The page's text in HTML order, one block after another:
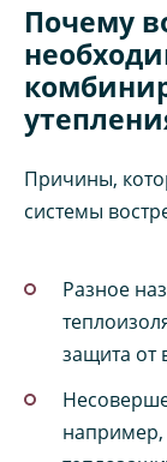
Почему
Причины,
системы
Разное
защита от
например,